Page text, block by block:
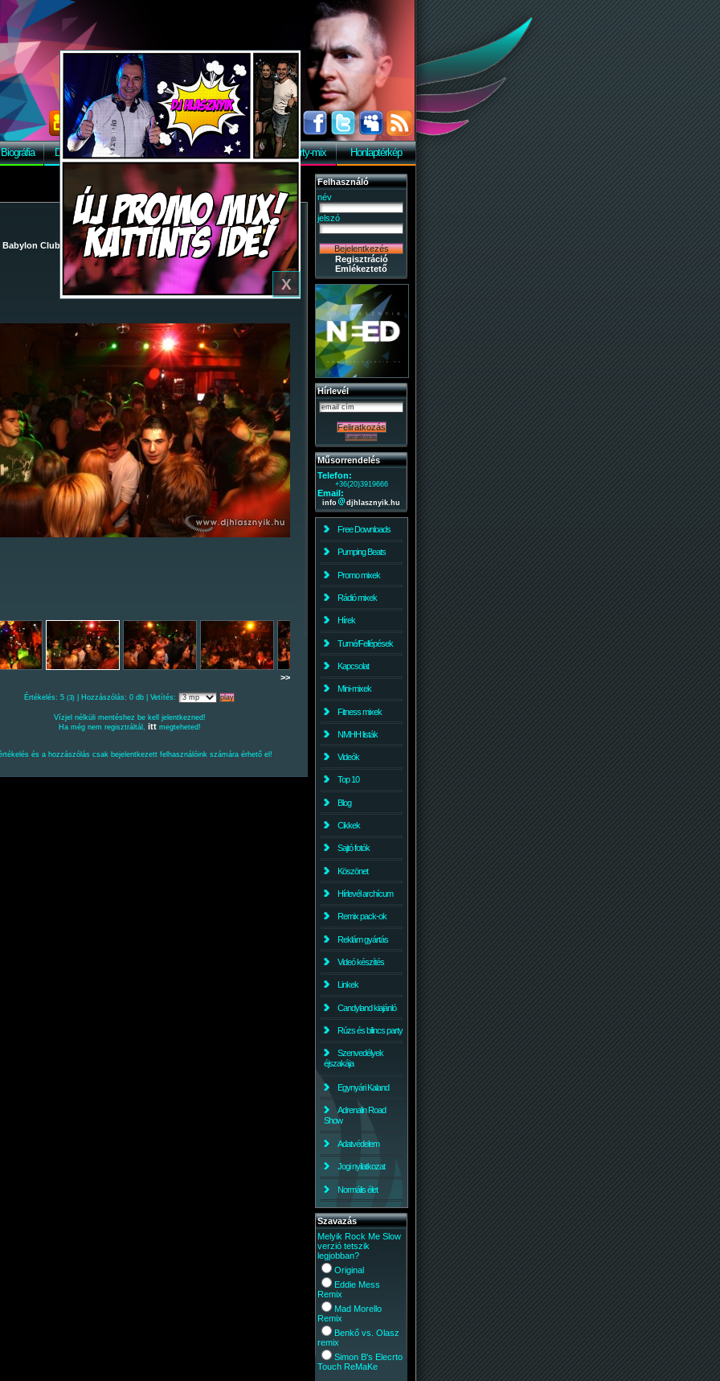
X
Biográfia Discográfia Képek Letöltés Vendégkönyv Party-mix Honlaptérkép
Babylon Club /2009-04-07 - Fashion Fever Párt Party - Közgé Buli
>>
Értékelés: 5 (3) | Hozzászólás: 0 db | Vetítés:
Vízjel nélküli mentéshez be kell jelentkezned!
Ha még nem regisztráltál, ittmegteheted!
és a hozzászólás csak bejelentkezett felhasználóink számára érhető el!
Felhasználó
név
jelszó
Regisztráció
Emlékeztető
Hírlevél
Műsorrendelés
Telefon:
+36(20)3919666
Email:
info djhlasznyik.hu
Free Downloads
Pumping Beats
Promo mixek
Rádió mixek
Hírek
Turné/Fellépések
Kapcsolat
Mini-mixek
Fitness mixek
NMHH listák
Videók
Top 10
Blog
Cikkek
Sajtó fotók
Köszönet
Hírlevél archícum
Remix pack-ok
Reklám gyártás
Videó készítés
Linkek
Candyland kiajánló
Rúzs és bilincs party
Szenvedélyek
éjszakája
Egynyári Kaland
Adrenalin Road
Show
Adatvédelem
Jogi nyilatkozat
Normális élet
Szavazás
Melyik Rock Me Slow
verzió tetszik
legjobban?
Original
Eddie Mess
Remix
Mad Morello
Remix
Benkő vs. Olasz
remix
Simon B's Elecrto
Touch ReMaKe